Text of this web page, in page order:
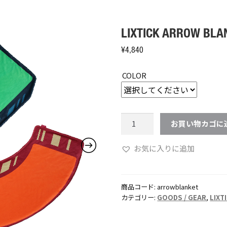
LIXTICK ARROW
¥4,840
COLOR
BLANKET
個
お買い物カゴに
お気に入りに追加
商品コード:arrowblanket
カテゴリー: GOODS / GEAR,